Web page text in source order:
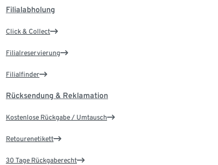
Filialabholung
Click & Collect
Filialreservierung
Filialfinder
Rücksendung & Reklamation
Kostenlose Rückgabe / Umtausch
Retourenetikett
30 Tage Rückgaberecht